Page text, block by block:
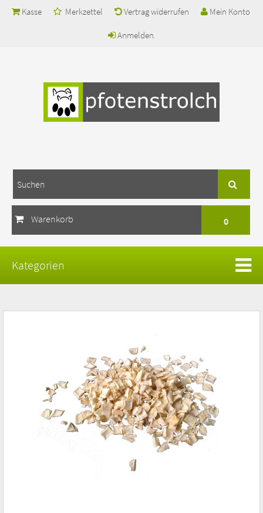
Kasse Merkzettel Vertrag widerrufen Mein Konto
Anmelden
Warenkorb 0
Ihr Warenkorb ist leer.
Kategorien